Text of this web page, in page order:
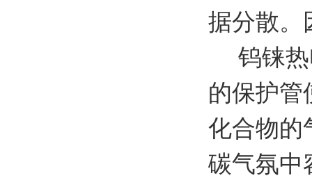
据分散。
钨铼热
的保护管
化合物的
碳气氛中